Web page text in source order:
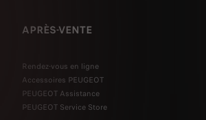
APRÈS-VENTE
Rendez-vous en ligne
Accessoires PEUGEOT
PEUGEOT Assistance
PEUGEOT Service Store